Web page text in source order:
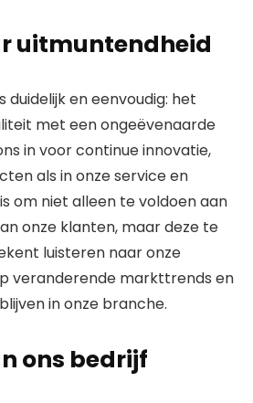
uitmuntendheid
duidelijk en eenvoudig: het
met een ongeëvenaarde
in voor continue innovatie,
als in onze service en
om niet alleen te voldoen aan
onze klanten, maar deze te
luisteren naar onze
veranderende markttrends en
in onze branche.
ons bedrijf